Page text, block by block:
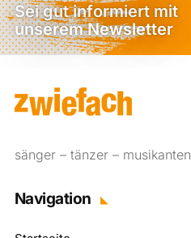
Sei gut informiert mit
unserem Newsletter
sänger – tänzer – musikanten
Navigation